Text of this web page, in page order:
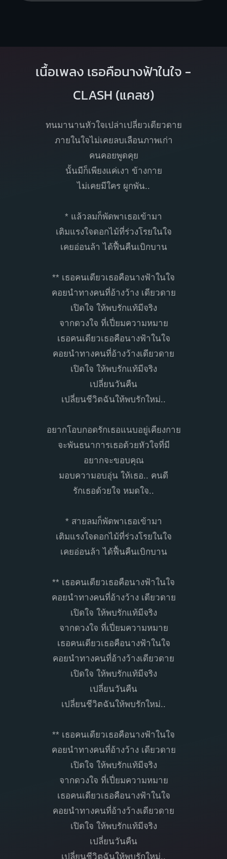
เนื้อเพลง เธอคือนางฟ้าในใจ -
CLASH (แคลช)
ทนมานานหัวใจเปล่าเปลี่ยวเดียวดาย
ภายในใจไม่เคยลบเลือนภาพเก่า
คนคอยพูดคุย
นั้นมีก็เพียงแค่เงา ข้างกาย
ไม่เคยมีใคร ผูกพัน..
* แล้วลมก็พัดพาเธอเข้ามา
เติมแรงใจดอกไม้ที่ร่วงโรยในใจ
เคยอ่อนล้า ได้ฟื้นคืนเบิกบาน
** เธอคนเดียวเธอคือนางฟ้าในใจ
คอยนำทางคนที่อ้างว้าง เดียวดาย
เปิดใจ ให้พบรักแท้มีจริง
จากดวงใจ ที่เปี่ยมความหมาย
เธอคนเดียวเธอคือนางฟ้าในใจ
คอยนำทางคนที่อ้างว้างเดียวดาย
เปิดใจ ให้พบรักแท้มีจริง
เปลี่ยนวันคืน
เปลี่ยนชีวิตฉันให้พบรักใหม่..
อยากโอบกอดรักเธอแนบอยู่เคียงกาย
จะพันธนาการเธอด้วยหัวใจที่มี
อยากจะขอบคุณ
มอบความอบอุ่น ให้เธอ.. คนดี
รักเธอด้วยใจ หมดใจ..
* สายลมก็พัดพาเธอเข้ามา
เติมแรงใจดอกไม้ที่ร่วงโรยในใจ
เคยอ่อนล้า ได้ฟื้นคืนเบิกบาน
** เธอคนเดียวเธอคือนางฟ้าในใจ
คอยนำทางคนที่อ้างว้าง เดียวดาย
เปิดใจ ให้พบรักแท้มีจริง
จากดวงใจ ที่เปี่ยมความหมาย
เธอคนเดียวเธอคือนางฟ้าในใจ
คอยนำทางคนที่อ้างว้างเดียวดาย
เปิดใจ ให้พบรักแท้มีจริง
เปลี่ยนวันคืน
เปลี่ยนชีวิตฉันให้พบรักใหม่..
** เธอคนเดียวเธอคือนางฟ้าในใจ
คอยนำทางคนที่อ้างว้าง เดียวดาย
เปิดใจ ให้พบรักแท้มีจริง
จากดวงใจ ที่เปี่ยมความหมาย
เธอคนเดียวเธอคือนางฟ้าในใจ
คอยนำทางคนที่อ้างว้างเดียวดาย
เปิดใจ ให้พบรักแท้มีจริง
เปลี่ยนวันคืน
เปลี่ยนชีวิตฉันให้พบรักใหม่..